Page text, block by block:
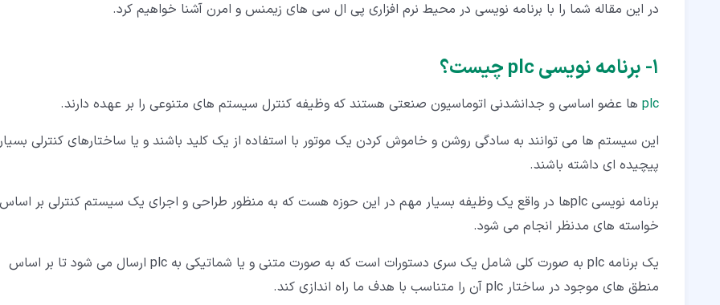
۴‏- برنامه نویسی plc زیمنس
۴‏-‏۲‏- نرم افزار تیا پورتال (TIA Portal)
۴‏-‏۳‏- محیط نرم افزاری TIA Portal زیمنس
۵‏- کالیبراسیون plc
۵‏-‏۱‏- گام های کالیبراسیون سنسورهای پی ال سی
۵‏-‏۲‏- برنامه نویسی کالیبراسیون پی ال سی با ساختار FB
۵‏-‏۳‏- پروژه برنامه نویسی کالیبراسیون سنسور دمای مخزن
۶‏- انجام پروژه برنامه نویسی PLC
در این مقاله شما را با برنامه نویسی در محیط نرم افزاری پی ال سی های زیمنس و امرن آشنا خواهیم کرد.
۱‏- برنامه نویسی plc چیست؟
plc ها عضو اساسی و جدانشدنی اتوماسیون صنعتی هستند که وظیفه کنترل سیستم های متنوعی را بر عهده دارند.
این سیستم ها می توانند به سادگی روشن و خاموش کردن یک موتور با استفاده از یک کلید باشند و یا ساختارهای کنترلی
پیچیده ای داشته باشند.
برنامه نویسی plcها در واقع یک وظیفه بسیار مهم در این حوزه هست که به منظور طراحی و اجرای یک سیستم کنترلی بر اساس
خواسته های مدنظر انجام می شود.
یک برنامه plc به صورت کلی شامل یک سری دستورات است که به صورت متنی و یا شماتیکی به plc ارسال می شود تا بر اساس
منطق های موجود در ساختار plc آن را متناسب با هدف ما راه اندازی کند.